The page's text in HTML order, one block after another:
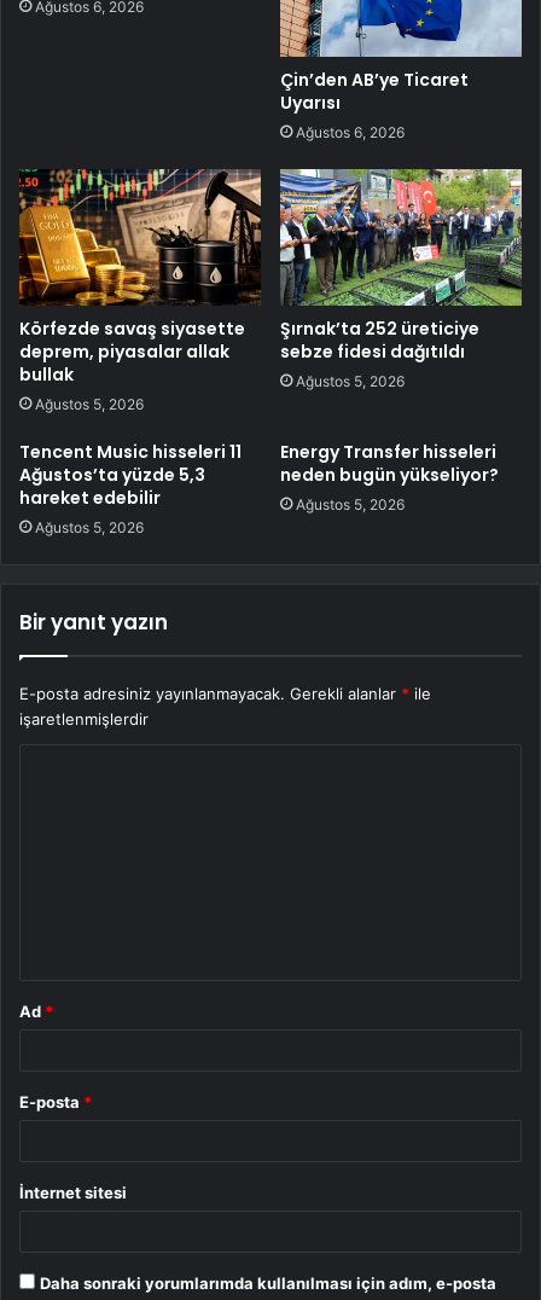
Ağustos 6, 2026
Çin’den AB’ye Ticaret
Uyarısı
Ağustos 6, 2026
Körfezde savaş siyasette
deprem, piyasalar allak
bullak
Ağustos 5, 2026
Şırnak’ta 252 üreticiye
sebze fidesi dağıtıldı
Ağustos 5, 2026
Tencent Music hisseleri 11
Ağustos’ta yüzde 5,3
hareket edebilir
Ağustos 5, 2026
Energy Transfer hisseleri
neden bugün yükseliyor?
Ağustos 5, 2026
Bir yanıt yazın
E-posta adresiniz yayınlanmayacak. Gerekli alanlar * ile
işaretlenmişlerdir
Ad *
E-posta *
İnternet sitesi
Daha sonraki yorumlarımda kullanılması için adım, e-posta